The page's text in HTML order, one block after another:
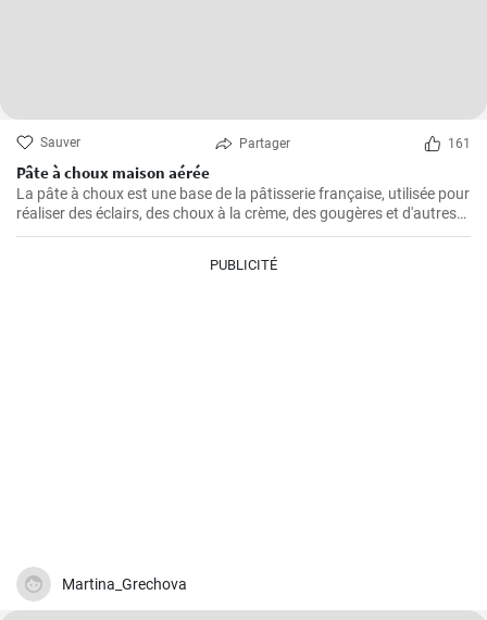
Sauver Partager 161
Pâte à choux maison aérée
La pâte à choux est une base de la pâtisserie française, utilisée pour
réaliser des éclairs, des choux à la crème, des gougères et d'autres
délicieuses pâtisseries.
PUBLICITÉ
Martina_Grechova